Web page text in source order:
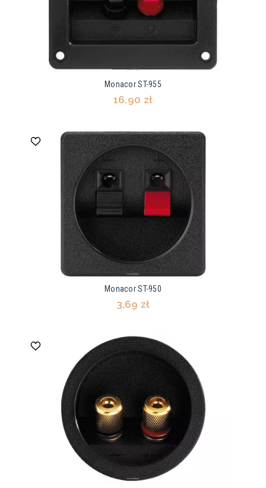
Monacor ST-955
16,90 zł
Monacor ST-950
3,69 zł